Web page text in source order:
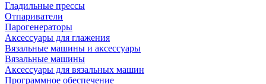
Гладильные прессы
Отпариватели
Парогенераторы
Аксессуары для глажения
Вязальные машины и аксессуары
Вязальные машины
Аксессуары для вязальных машин
Программное обеспечение